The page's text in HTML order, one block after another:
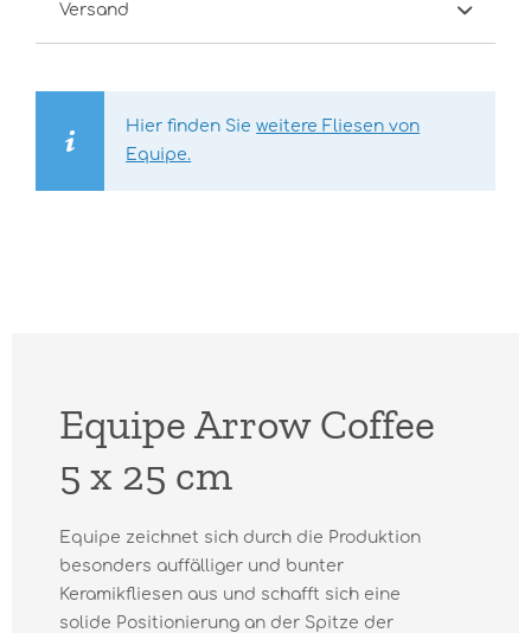
Versand
Hier finden Sieweitere Fliesen von
Equipe.
Equipe Arrow Coffee
5 x 25 cm
Equipe zeichnet sich durch die Produktion
besonders auffälliger und bunter
Keramikfliesen aus und schafft sich eine
solide Positionierung an der Spitze der